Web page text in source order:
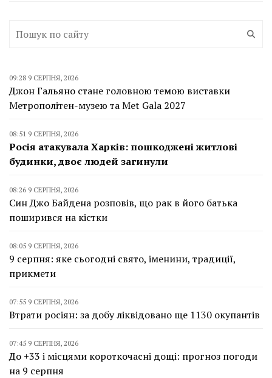
09:28 9 СЕРПНЯ, 2026
Джон Гальяно стане головною темою виставки
Метрополітен-музею та Met Gala 2027
08:51 9 СЕРПНЯ, 2026
Росія атакувала Харків: пошкоджені житлові
будинки, двоє людей загинули
08:26 9 СЕРПНЯ, 2026
Син Джо Байдена розповів, що рак в його батька
поширився на кістки
08:05 9 СЕРПНЯ, 2026
9 серпня: яке сьогодні свято, іменини, традиції,
прикмети
07:55 9 СЕРПНЯ, 2026
Втрати росіян: за добу ліквідовано ще 1130 окупантів
07:45 9 СЕРПНЯ, 2026
До +33 і місцями короткочасні дощі: прогноз погоди
на 9 серпня